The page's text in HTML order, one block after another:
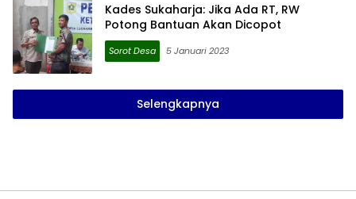
Kades Sukaharja: Jika Ada RT, RW
Potong Bantuan Akan Dicopot
Sorot Desa 5 Januari 2023
Selengkapnya